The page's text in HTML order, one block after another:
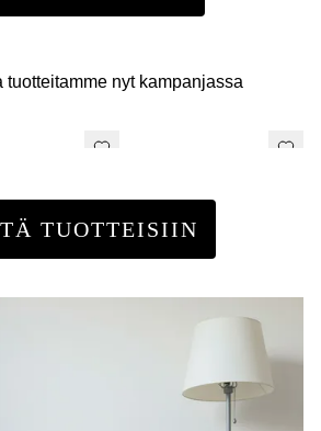
tuotteitamme nyt kampanjassa
TUOTTEISIIN